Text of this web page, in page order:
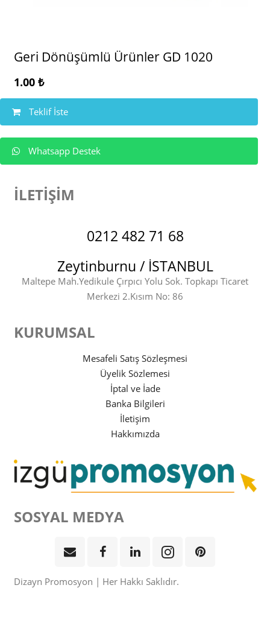
Geri Dönüşümlü Ürünler GD 1020
1.00 ₺
Teklif İste
Whatsapp Destek
İLETİŞİM
0212 482 71 68
Zeytinburnu / İSTANBUL
Maltepe Mah.Yedikule Çırpıcı Yolu Sok. Topkapı Ticaret
Merkezi 2.Kısım No: 86
KURUMSAL
Mesafeli Satış Sözleşmesi
Üyelik Sözlemesi
İptal ve İade
Banka Bilgileri
İletişim
Hakkımızda
SOSYAL MEDYA
Dizayn Promosyon | Her Hakkı Saklıdır.